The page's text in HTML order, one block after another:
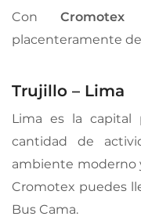
Con
placenteramente
Trujillo – Lima
Lima es la capital
cantidad de
ambiente moderno
Cromotex puedes
Bus Cama.